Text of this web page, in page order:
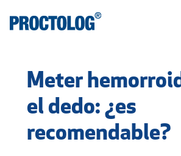
Meter
el dedo: ¿es
recomendable?